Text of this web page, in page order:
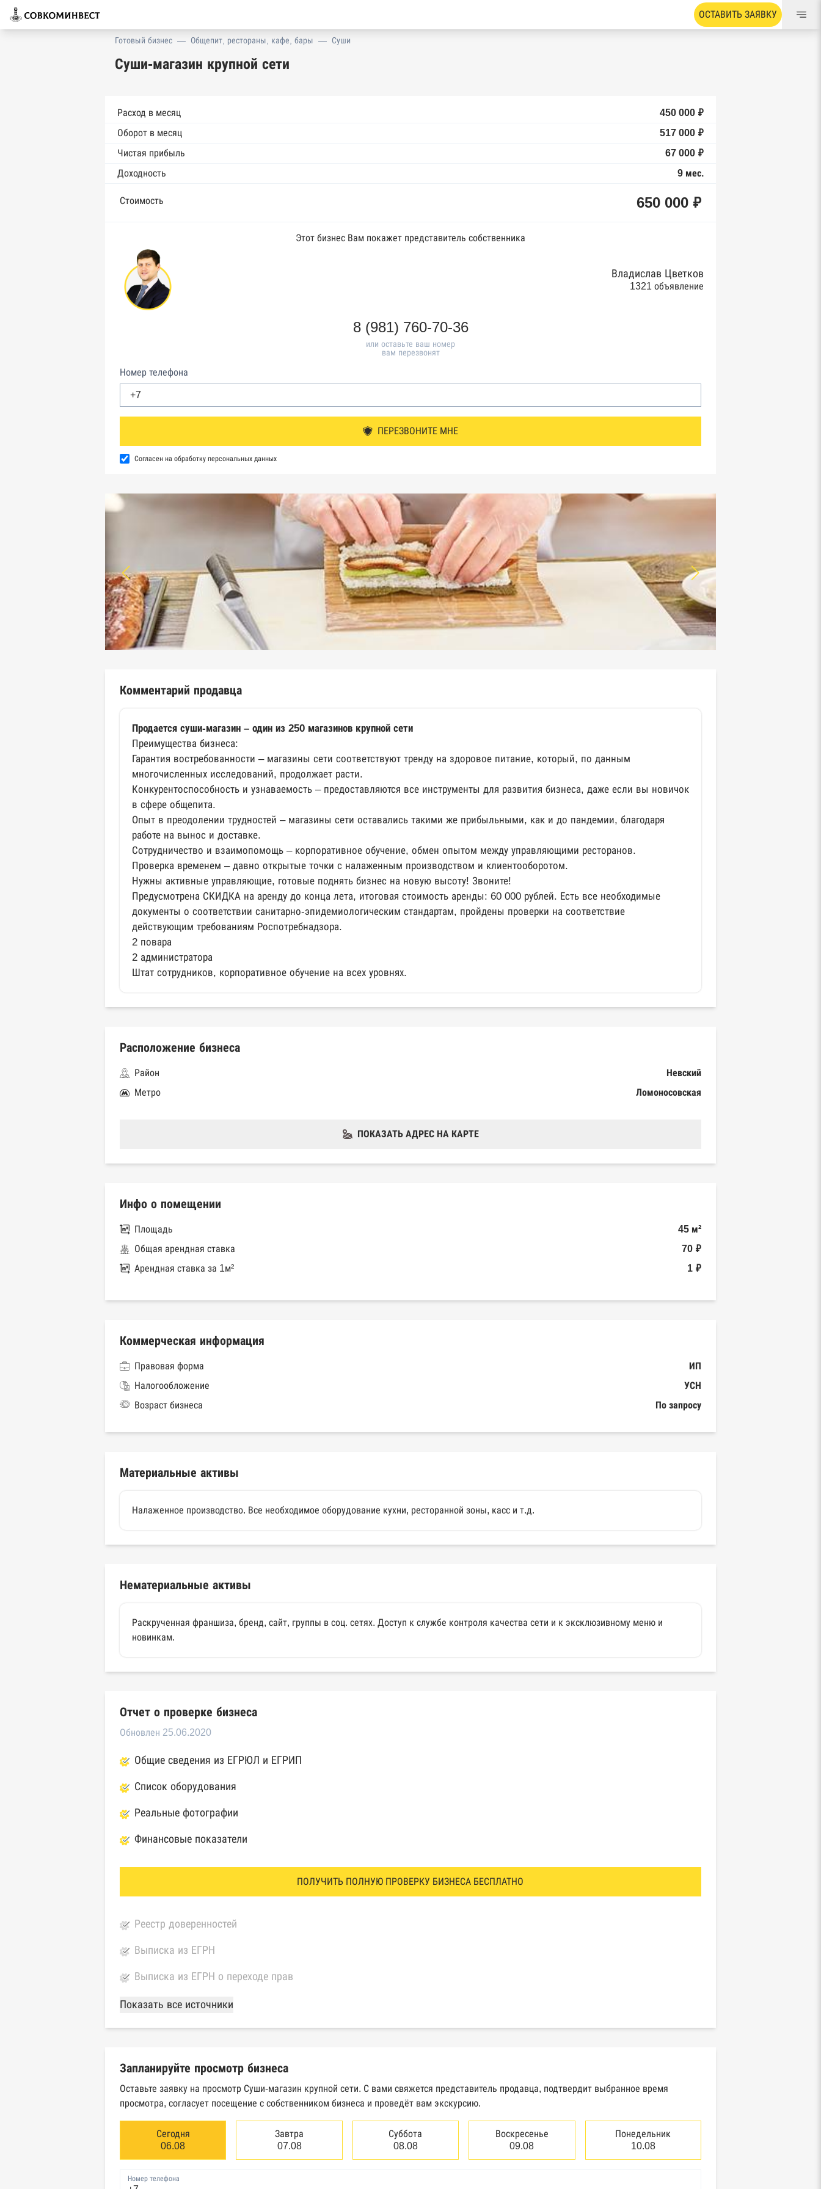
ОСТАВИТЬ ЗАЯВКУ
Готовый бизнес — Общепит, рестораны, кафе, бары — Суши
Суши-магазин крупной сети
Расход в месяц
450 000 ₽
Оборот в месяц
517 000 ₽
Чистая прибыль
67 000 ₽
Доходность
9 мес.
Стоимость 650 000 ₽
Этот бизнес Вам покажет представитель собственника
Владислав Цветков
1321 объявление
8 (981) 760-70-36
или оставьте ваш номер
вам перезвонят
Номер телефона
ПЕРЕЗВОНИТЕ МНЕ
Согласен на обработку персональных данных
Комментарий продавца
Продается суши-магазин – один из 250 магазинов крупной сети
Преимущества бизнеса:
Гарантия востребованности – магазины сети соответствуют тренду на здоровое питание, который, по данным
многочисленных исследований, продолжает расти.
Конкурентоспособность и узнаваемость – предоставляются все инструменты для развития бизнеса, даже если вы новичок
в сфере общепита.
Опыт в преодолении трудностей – магазины сети оставались такими же прибыльными, как и до пандемии, благодаря
работе на вынос и доставке.
Сотрудничество и взаимопомощь – корпоративное обучение, обмен опытом между управляющими ресторанов.
Проверка временем – давно открытые точки с налаженным производством и клиентооборотом.
Нужны активные управляющие, готовые поднять бизнес на новую высоту! Звоните!
Предусмотрена СКИДКА на аренду до конца лета, итоговая стоимость аренды: 60 000 рублей. Есть все необходимые
документы о соответствии санитарно-эпидемиологическим стандартам, пройдены проверки на соответствие
действующим требованиям Роспотребнадзора.
2 повара
2 администратора
Штат сотрудников, корпоративное обучение на всех уровнях.
Расположение бизнеса
Район
Невский
Метро
Ломоносовская
ПОКАЗАТЬ АДРЕС НА КАРТЕ
Инфо о помещении
Площадь
45 м²
Общая арендная ставка
70 ₽
Арендная ставка за 1м²
1 ₽
Коммерческая информация
Правовая форма
ИП
Налогообложение
УСН
Возраст бизнеса
По запросу
Материальные активы
Налаженное производство. Все необходимое оборудование кухни, ресторанной зоны, касс и т.д.
Нематериальные активы
Раскрученная франшиза, бренд, сайт, группы в соц. сетях. Доступ к службе контроля качества сети и к эксклюзивному меню и
новинкам.
Отчет о проверке бизнеса
Обновлен 25.06.2020
Общие сведения из ЕГРЮЛ и ЕГРИП
Список оборудования
Реальные фотографии
Финансовые показатели
ПОЛУЧИТЬ ПОЛНУЮ ПРОВЕРКУ БИЗНЕСА БЕСПЛАТНО
Реестр доверенностей
Выписка из ЕГРН
Выписка из ЕГРН о переходе прав
База Росстата
Реестры ЕГРЮЛ и ЕГРИП Федеральной налоговой службы России
Картотека арбитражных дел Высшего арбитражного суда
Единый федеральный реестр сведений о банкротстве юридических лиц
Единый федеральный реестр сведений о банкротстве физических лиц
Реестр товарных знаков и знаков обслуживания Роспатента
Показать все источники
Запланируйте просмотр бизнеса
Оставьте заявку на просмотр Суши-магазин крупной сети. С вами свяжется представитель продавца, подтвердит выбранное время
просмотра, согласует посещение с собственником бизнеса и проведёт вам экскурсию.
Сегодня
06.08
Завтра
07.08
Суббота
08.08
Воскресенье
09.08
Понедельник
10.08
Номер телефона